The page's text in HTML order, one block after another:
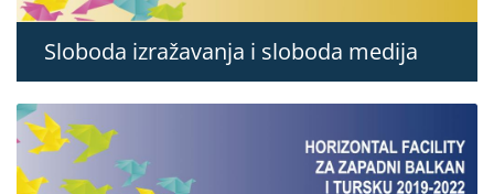
Sloboda izražavanja i sloboda medija